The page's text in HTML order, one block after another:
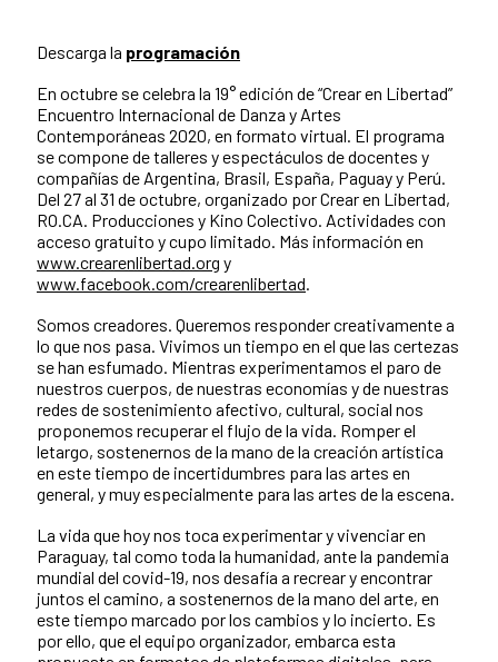
Descarga la programación
En octubre se celebra la 19° edición de “Crear en Libertad”
Encuentro Internacional de Danza y Artes
Contemporáneas 2020, en formato virtual. El programa
se compone de talleres y espectáculos de docentes y
compañías de Argentina, Brasil, España, Paguay y Perú.
Del 27 al 31 de octubre, organizado por Crear en Libertad,
RO.CA. Producciones y Kino Colectivo. Actividades con
acceso gratuito y cupo limitado. Más información en
www.crearenlibertad.org y
www.facebook.com/crearenlibertad.
Somos creadores. Queremos responder creativamente a
lo que nos pasa. Vivimos un tiempo en el que las certezas
se han esfumado. Mientras experimentamos el paro de
nuestros cuerpos, de nuestras economías y de nuestras
redes de sostenimiento afectivo, cultural, social nos
proponemos recuperar el flujo de la vida. Romper el
letargo, sostenernos de la mano de la creación artística
en este tiempo de incertidumbres para las artes en
general, y muy especialmente para las artes de la escena.
La vida que hoy nos toca experimentar y vivenciar en
Paraguay, tal como toda la humanidad, ante la pandemia
mundial del covid-19, nos desafía a recrear y encontrar
juntos el camino, a sostenernos de la mano del arte, en
este tiempo marcado por los cambios y lo incierto. Es
por ello, que el equipo organizador, embarca esta